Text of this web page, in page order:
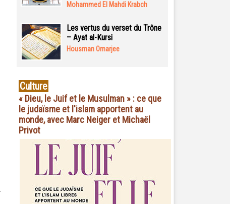
Mohammed El Mahdi Krabch
Les vertus du verset du Trône
– Ayat al-Kursi
Housman Omarjee
Culture
« Dieu, le Juif et le Musulman » : ce que
le judaïsme et l'islam apportent au
monde, avec Marc Neiger et Michaël
Privot